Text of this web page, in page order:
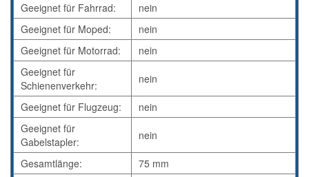
Geeignet für Fahrrad:
nein
Geeignet für Moped:
nein
Geeignet für Motorrad:
nein
Geeignet für
Schienenverkehr:
nein
Geeignet für Flugzeug:
nein
Geeignet für
Gabelstapler:
nein
Gesamtlänge: 75 mm